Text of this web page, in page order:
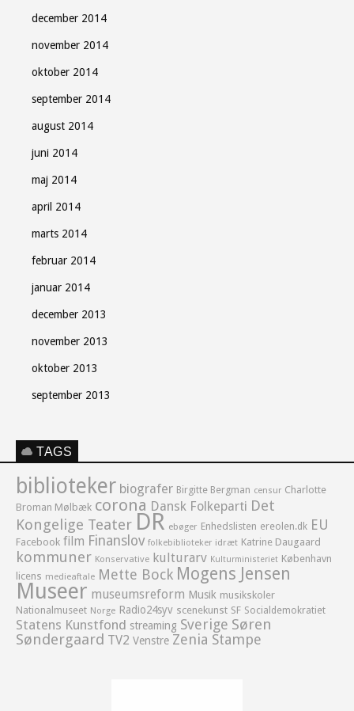
december 2014
november 2014
oktober 2014
september 2014
august 2014
juni 2014
maj 2014
april 2014
marts 2014
februar 2014
januar 2014
december 2013
november 2013
oktober 2013
september 2013
TAGS
biblioteker biografer Birgitte Bergman censur Charlotte
Broman Mølbæk corona Dansk Folkeparti Det
Kongelige Teater DR ebøger Enhedslisten ereolen.dk EU
Facebook film Finanslov folkebiblioteker idræt Katrine Daugaard
kommuner Konservative kulturarv Kulturministeriet København
licens medieaftale Mette Bock Mogens Jensen
Museer museumsreform Musik musikskoler
Nationalmuseet Norge Radio24syv scenekunst SF Socialdemokratiet
Statens Kunstfond streaming Sverige Søren
Søndergaard TV2 Venstre Zenia Stampe